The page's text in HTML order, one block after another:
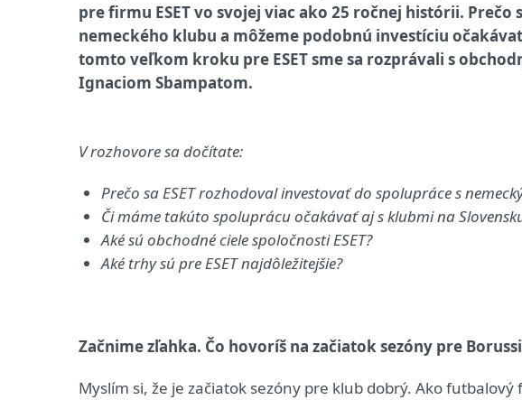
pre firmu ESET vo svojej viac ako 25 ročnej histórii. Prečo
nemeckého klubu a môžeme podobnú investíciu
tomto veľkom kroku pre ESET sme sa rozprávali s
Ignaciom Sbampatom.
V rozhovore sa dočítate:
Prečo sa ESET rozhodoval investovať do spolupráce s
Či máme takúto spoluprácu očakávať aj s klubmi na
Aké sú obchodné ciele spoločnosti ESET?
Aké trhy sú pre ESET najdôležitejšie?
Začnime zľahka. Čo hovoríš na začiatok sezóny pre
Myslím si, že je začiatok sezóny pre klub dobrý. Ako